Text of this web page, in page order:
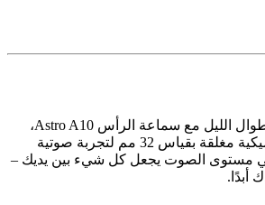
استعد لجلسات اللعب طوال الليل مع سماعة الرأس Astro A10،
المزودة بمشغلات ديناميكية مغلقة بقياس 32 مم لتجربة صوتية
مستوى الصوت يجعل كل شيء بين يديك –
أبدًا.